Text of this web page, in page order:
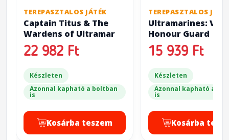
TEREPASZTALOS JÁTÉK
Captain Titus & The
Wardens of Ultramar
22 982 Ft
Készleten
Azonnal kapható a boltban
is
Kosárba teszem
TEREPASZTALOS
Ultramarines:
Honour Guard
15 939 Ft
Készleten
Azonnal kapható a
is
Kosárba